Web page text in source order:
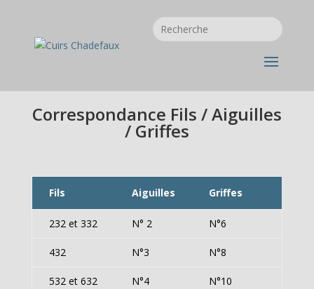
Correspondance Fils / Aiguilles
/ Griffes
Fils Aiguilles Griffes
232 et 332 N° 2 N°6
432 N°3 N°8
532 et 632 N°4 N°10